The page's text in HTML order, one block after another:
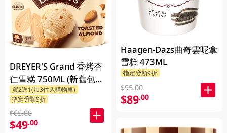
DREYER'S Grand 香烤杏
仁雪糕 750ML (新舊包裝
隨機發貨)
買2送1(加3件入購物車)
指定分類9折
$65.00
$49.00
Haagen-Dazs曲奇雲呢拿
雪糕 473ML
指定分類9折
$95.00
$89.00